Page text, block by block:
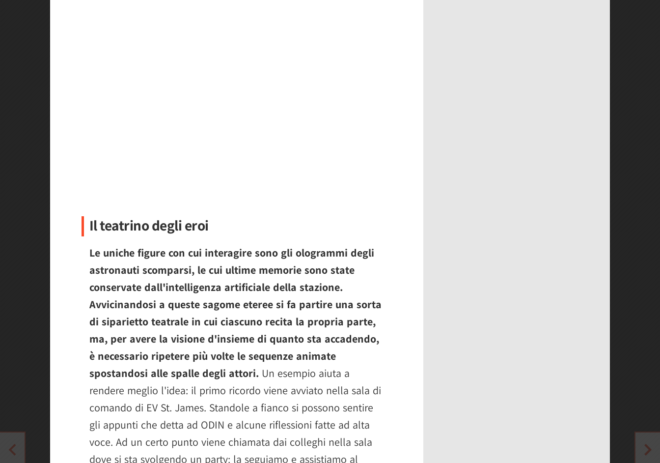
Il teatrino degli eroi
Le uniche figure con cui interagire sono gli ologrammi degli
astronauti scomparsi, le cui ultime memorie sono state
conservate dall'intelligenza artificiale della stazione.
Avvicinandosi a queste sagome eteree si fa partire una sorta
di siparietto teatrale in cui ciascuno recita la propria parte,
ma, per avere la visione d'insieme di quanto sta accadendo,
è necessario ripetere più volte le sequenze animate
spostandosi alle spalle degli attori. Un esempio aiuta a
rendere meglio l'idea: il primo ricordo viene avviato nella sala di
comando di EV St. James. Standole a fianco si possono sentire
gli appunti che detta ad ODIN e alcune riflessioni fatte ad alta
voce. Ad un certo punto viene chiamata dai colleghi nella sala
dove si sta svolgendo un party: la seguiamo e assistiamo al